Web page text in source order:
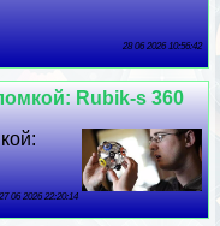
28 06 2026 10:56:42
Rubik-s 360
27 06 2026 22:20:14